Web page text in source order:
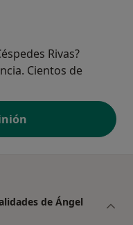
Rivas?
Cientos de
de Ángel